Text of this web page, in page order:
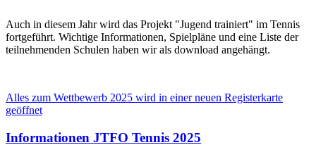
Auch in diesem Jahr wird das Projekt "Jugend trainiert" im Tennis
fortgeführt. Wichtige Informationen, Spielpläne und eine Liste der
teilnehmenden Schulen haben wir als download angehängt.
Alles zum Wettbewerb 2025 wird in einer neuen Registerkarte
geöffnet
Informationen JTFO Tennis 2025